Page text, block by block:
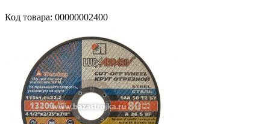
Код товара: 00000002400